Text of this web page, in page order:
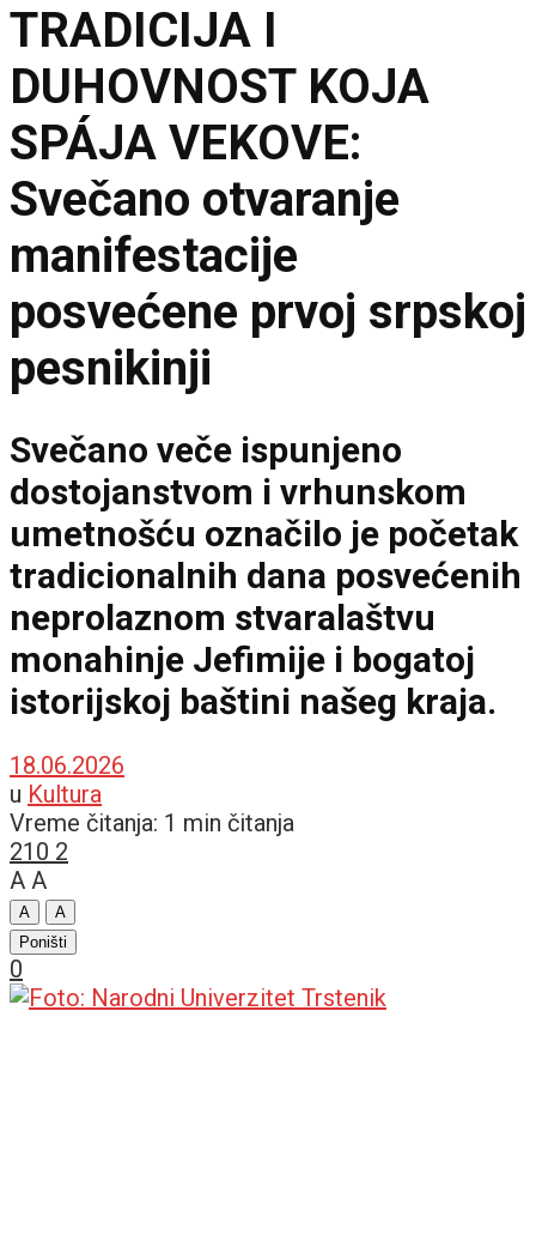
TRADICIJA I
DUHOVNOST KOJA
SPÁJA VEKOVE:
Svečano otvaranje
manifestacije
posvećene prvoj srpskoj
pesnikinji
Svečano veče ispunjeno
dostojanstvom i vrhunskom
umetnošću označilo je početak
tradicionalnih dana posvećenih
neprolaznom stvaralaštvu
monahinje Jefimije i bogatoj
istorijskoj baštini našeg kraja.
18.06.2026
u Kultura
Vreme čitanja: 1 min čitanja
210 2
A A
A
A
Poništi
0